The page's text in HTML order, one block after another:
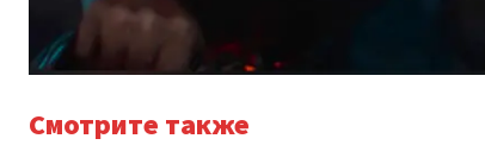
Смотрите также